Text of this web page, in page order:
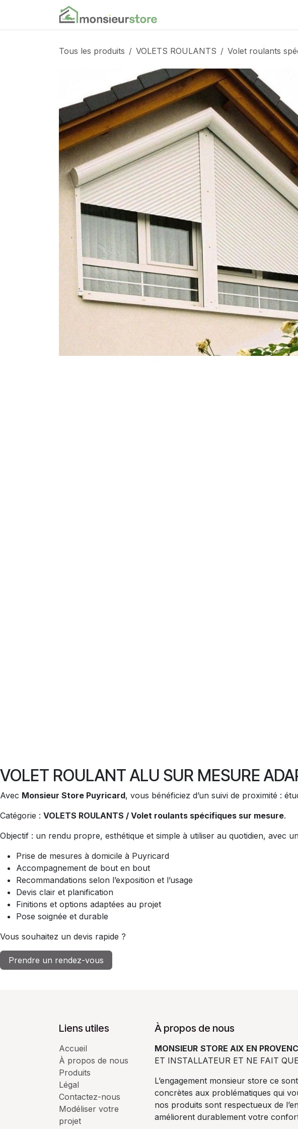
Se rendre au contenu
Tous les produits VOLETS ROULANTS Volet roulants
VOLET ROULANT ALU SUR MESURE
Avec Monsieur Store Puyricard, vous bénéficiez d’un suivi de proximité :
Catégorie : VOLETS ROULANTS / Volet roulants spécifiques sur mesure.
Objectif : un rendu propre, esthétique et simple à utiliser au quotidien, avec
Prise de mesures à domicile à Puyricard
Accompagnement de bout en bout
Recommandations selon l’exposition et l’usage
Devis clair et planification
Finitions et options adaptées au projet
Pose soignée et durable
Vous souhaitez un devis rapide ?
Prendre un rendez-vous
Liens utiles
Accueil
À propos de nous
Produits
Légal
Contactez-nous
Modéliser votre
projet
À propos de nous
MONSIEUR STORE AIX EN
ET INSTALLATEUR ET NE FAIT
L’engagement monsieur store ce
concrètes aux problématiques qui
nos produits sont respectueux de
améliorent durablement votre